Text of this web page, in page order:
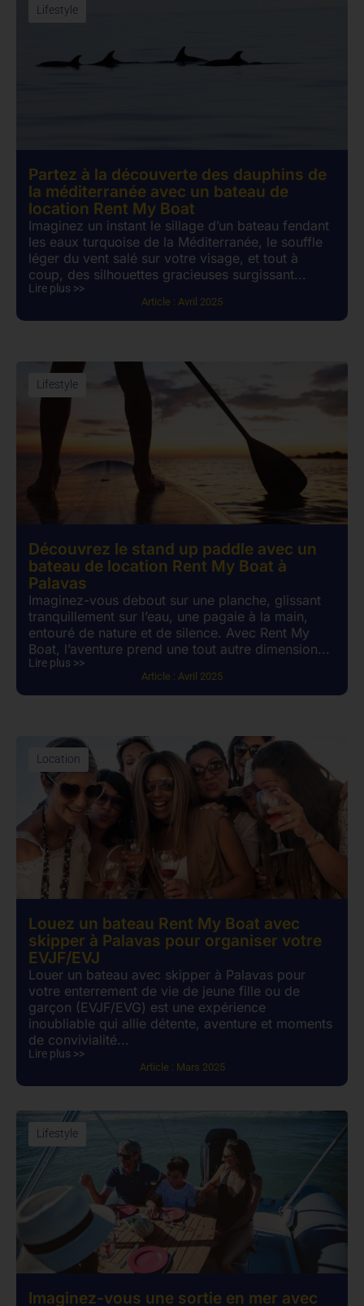
Lifestyle
Partez à la découverte des dauphins de
la méditerranée avec un bateau de
location Rent My Boat
Imaginez un instant le sillage d’un bateau fendant
les eaux turquoise de la Méditerranée, le souffle
léger du vent salé sur votre visage, et tout à
coup, des silhouettes gracieuses surgissant...
Lire plus >>
Article : Avril 2025
Lifestyle
Découvrez le stand up paddle avec un
bateau de location Rent My Boat à
Palavas
Imaginez-vous debout sur une planche, glissant
tranquillement sur l’eau, une pagaie à la main,
entouré de nature et de silence. Avec Rent My
Boat, l’aventure prend une tout autre dimension...
Lire plus >>
Article : Avril 2025
Location
Louez un bateau Rent My Boat avec
skipper à Palavas pour organiser votre
EVJF/EVJ
Louer un bateau avec skipper à Palavas pour
votre enterrement de vie de jeune fille ou de
garçon (EVJF/EVG) est une expérience
inoubliable qui allie détente, aventure et moments
de convivialité...
Lire plus >>
Article : Mars 2025
Lifestyle
Imaginez-vous une sortie en mer avec